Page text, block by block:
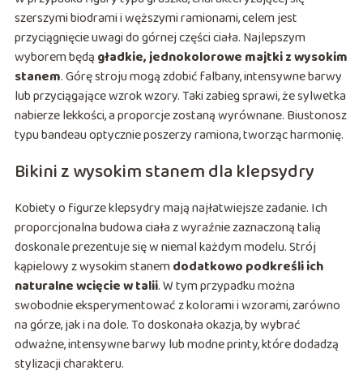
szerszymi biodrami i węższymi ramionami, celem jest
przyciągnięcie uwagi do górnej części ciała. Najlepszym
wyborem będą gładkie, jednokolorowe majtki z wysokim
stanem. Górę stroju mogą zdobić falbany, intensywne barwy
lub przyciągające wzrok wzory. Taki zabieg sprawi, że sylwetka
nabierze lekkości, a proporcje zostaną wyrównane. Biustonosz
typu bandeau optycznie poszerzy ramiona, tworząc harmonię.
Bikini z wysokim stanem dla klepsydry
Kobiety o figurze klepsydry mają najłatwiejsze zadanie. Ich
proporcjonalna budowa ciała z wyraźnie zaznaczoną talią
doskonale prezentuje się w niemal każdym modelu. Strój
kąpielowy z wysokim stanemdodatkowo podkreśli ich
naturalne wcięcie w talii. W tym przypadku można
swobodnie eksperymentować z kolorami i wzorami, zarówno
na górze, jak i na dole. To doskonała okazja, by wybrać
odważne, intensywne barwy lub modne printy, które dodadzą
stylizacji charakteru.